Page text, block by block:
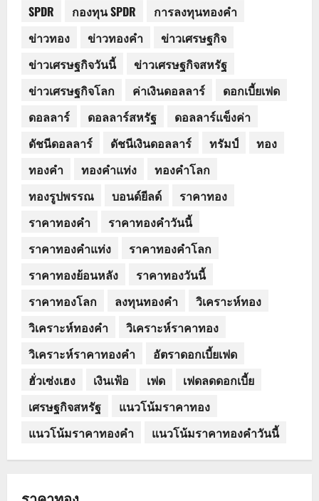
SPDR กองทุน SPDR
การลงทุนทองคำ
ข่าวทอง
ข่าวทองคำ
ข่าวเศรษฐกิจ
ข่าวเศรษฐกิจวันนี้
ข่าวเศรษฐกิจสหรัฐ
ข่าวเศรษฐกิจโลก
ค่าเงินดอลลาร์
ดอกเบี้ยเฟด
ดอลลาร์
ดอลลาร์สหรัฐ
ดอลลาร์แข็งค่า
ดัชนีดอลลาร์
ดัชนีเงินดอลลาร์ ทรัมป์
ทอง
ทองคำ
ทองคำแท่ง
ทองคำโลก
ทองรูปพรรณ
บอนด์ยีลด์
ราคาทอง
ราคาทองคำ
ราคาทองคำวันนี้
ราคาทองคำแท่ง
ราคาทองคำโลก
ราคาทองย้อนหลัง
ราคาทองวันนี้
ราคาทองโลก
ลงทุนทองคำ
วิเคราะห์ทอง
วิเคราะห์ทองคำ
วิเคราะห์ราคาทอง
วิเคราะห์ราคาทองคำ
อัตราดอกเบี้ยเฟด
ฮั่วเซ่งเฮง
เงินเฟ้อ เฟด
เฟดลดดอกเบี้ย
เศรษฐกิจสหรัฐ
แนวโน้มราคาทอง
แนวโน้มราคาทองคำ
แนวโน้มราคาทองคำวันนี้